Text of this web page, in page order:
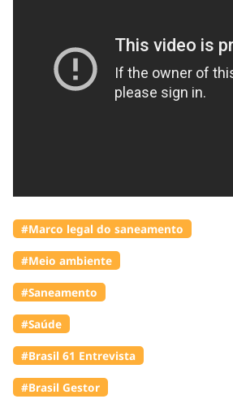
#Marco legal do saneamento
#Meio ambiente
#Saneamento
#Saúde
#Brasil 61 Entrevista
#Brasil Gestor